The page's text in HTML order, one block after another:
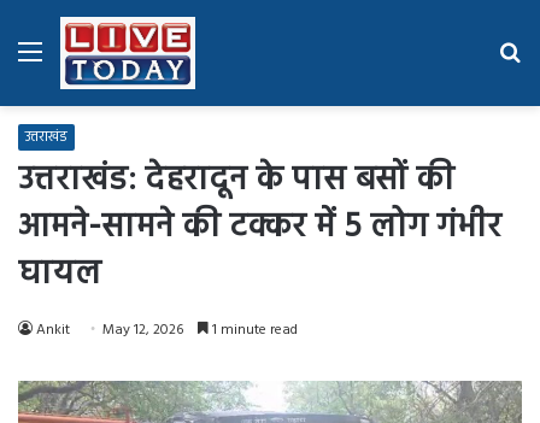
Menu
उत्तराखंड
उत्तराखंड: देहरादून के पास बसों की
आमने-सामने की टक्कर में 5 लोग गंभीर
घायल
Ankit May 12, 2026 1 minute read